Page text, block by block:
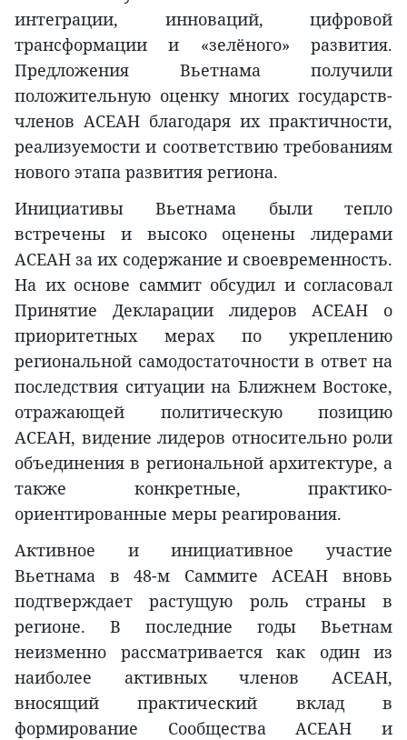
интеграции, инноваций, цифровой
трансформации и «зелёного» развития.
Предложения Вьетнама получили
положительную оценку многих государств-
членов АСЕАН благодаря их практичности,
реализуемости и соответствию требованиям
нового этапа развития региона.
Инициативы Вьетнама были тепло
встречены и высоко оценены лидерами
АСЕАН за их содержание и своевременность.
На их основе саммит обсудил и согласовал
Принятие Декларации лидеров АСЕАН о
приоритетных мерах по укреплению
региональной самодостаточности в ответ на
последствия ситуации на Ближнем Востоке,
отражающей политическую позицию
АСЕАН, видение лидеров относительно роли
объединения в региональной архитектуре, а
также конкретные, практико-
ориентированные меры реагирования.
Активное и инициативное участие
Вьетнама в 48-м Саммите АСЕАН вновь
подтверждает растущую роль страны в
регионе. В последние годы Вьетнам
неизменно рассматривается как один из
наиболее активных членов АСЕАН,
вносящий практический вклад в
формирование Сообщества АСЕАН и